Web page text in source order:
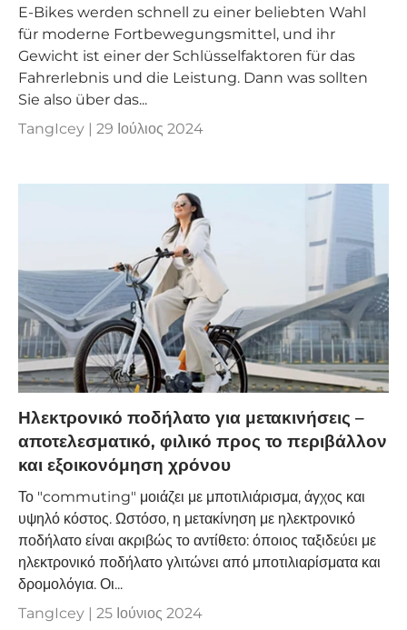
E-Bikes werden schnell zu einer beliebten Wahl
für moderne Fortbewegungsmittel, und ihr
Gewicht ist einer der Schlüsselfaktoren für das
Fahrerlebnis und die Leistung. Dann was sollten
Sie also über das...
TangIcey | 29 Ιούλιος 2024
Ηλεκτρονικό ποδήλατο για μετακινήσεις –
αποτελεσματικό, φιλικό προς το περιβάλλον
και εξοικονόμηση χρόνου
Το "commuting" μοιάζει με μποτιλιάρισμα, άγχος και
υψηλό κόστος. Ωστόσο, η μετακίνηση με ηλεκτρονικό
ποδήλατο είναι ακριβώς το αντίθετο: όποιος ταξιδεύει με
ηλεκτρονικό ποδήλατο γλιτώνει από μποτιλιαρίσματα και
δρομολόγια. Οι...
TangIcey | 25 Ιούνιος 2024